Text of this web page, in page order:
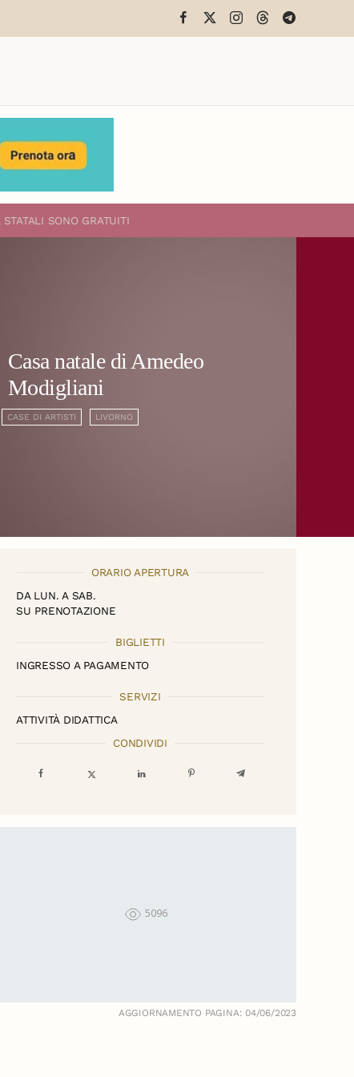
SONO GRATUITI
Casa natale di Amedeo
Modigliani
CASE DI ARTISTI LIVORNO
ORARIO APERTURA
DA LUN. A SAB.
SU PRENOTAZIONE
BIGLIETTI
INGRESSO A PAGAMENTO
SERVIZI
ATTIVITÀ DIDATTICA
CONDIVIDI
5096
AGGIORNAMENTO PAGINA: 04/06/2023